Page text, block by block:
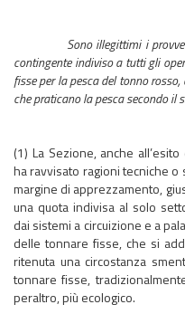
Sono illegittimi i
contingente indiviso a tutti gli
fisse per la pesca del tonno
che praticano la pesca secondo il
(1) La Sezione, anche
ha ravvisato ragioni tecniche
margine di apprezzamento,
una quota indivisa al solo
dai sistemi a circuizione e a
delle tonnare fisse, che si
ritenuta una circostanza
tonnare fisse,
peraltro, più ecologico.